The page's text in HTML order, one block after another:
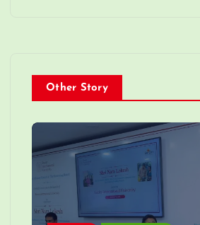
Other Story